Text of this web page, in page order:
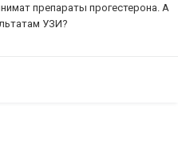
препараты прогестерона. А
УЗИ?